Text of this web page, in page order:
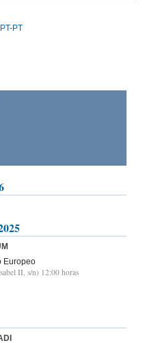
PT-PT
Castilla y León y candidato
y León
Europeo
II, s/n) 12:00 horas